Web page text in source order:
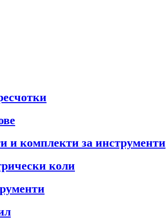
и комплекти за инструменти
коли